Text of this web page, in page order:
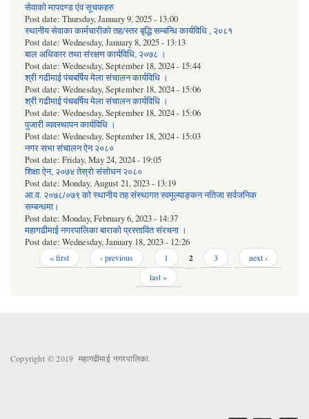
सेवाको मापदण्ड एंव सूचकहरु
Post date: Thursday, January 9, 2025 - 13:00
स्थानीय सेवाका कार्मचारीको तह/स्तर बृद्धि सम्बन्धि कार्यविधि , २०८१
Post date: Wednesday, January 8, 2025 - 13:13
बाल अधिकार तथा संरक्षण कार्यविधि, २०७८ ।
Post date: Wednesday, September 18, 2024 - 15:44
श्री गढीमाई पंचबर्षिय मेला संचालन कार्यविधि ।
Post date: Wednesday, September 18, 2024 - 15:06
श्री गढीमाई पंचबर्षिय मेला संचालन कार्यविधि ।
Post date: Wednesday, September 18, 2024 - 15:06
पुजारी व्यवस्थापन कार्यविधि ।
Post date: Wednesday, September 18, 2024 - 15:03
नगर सभा संचालन ऐन २०८०
Post date: Friday, May 24, 2024 - 19:05
शिक्षा ऐन, २०७४ तेस्रो संसोधन २०८०
Post date: Monday, August 21, 2023 - 13:19
आ.व. २०७८/०७९ को स्थानीय तह संस्थागत स्वमूल्याङ्कन नतिजा सर्वजनिक
सम्बन्धमा।
Post date: Monday, February 6, 2023 - 14:37
महागढीमाई नगरपालिका बाराको प्रस्तावित संरचना ।
Post date: Wednesday, January 18, 2023 - 12:26
Pages« first ‹ previous 1 2 3
next ›
last »
Copyright © 2019 महागढीमाई नगरपालिका.